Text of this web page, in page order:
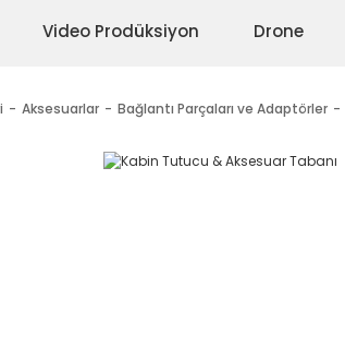
Video Prodüksiyon Drone
Aksesuarlar Bağlantı Parçaları ve Adaptörler